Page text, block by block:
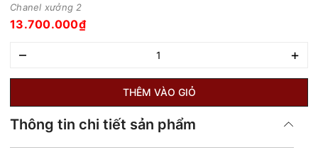
Chanel xưởng 2
13.700.000₫
– +
THÊM VÀO GIỎ
Thông tin chi tiết sản phẩm